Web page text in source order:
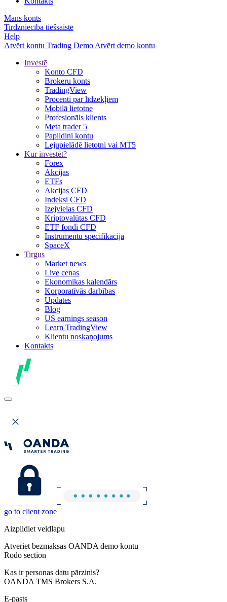
Mans konts
Tirdzniecība tiešsaistē
Help
Atvērt kontu Trading Demo Atvērt demo kontu
Investē
Konto CFD
Brokeru konts
TradingView
Procenti par līdzekļiem
Mobilā lietotne
Profesionāls klients
Meta trader 5
Papildini kontu
Lejupielādē lietotni vai MT5
Kur investēt?
Forex
Akcijas
ETFs
Akcijas CFD
Indeksi CFD
Izejvielas CFD
Kriptovalūtas CFD
ETF fondi CFD
Instrumentu specifikācija
SpaceX
Tirgus
Market news
Live cenas
Ekonomikas kalendārs
Korporatīvās darbības
Updates
Blog
US earnings season
Learn TradingView
Klientu noskaņojums
Kontakts
go to client zone
Aizpildiet veidlapu
Atveriet bezmaksas OANDA demo kontu
Rodo section
Kas ir personas datu pārzinis?
OANDA TMS Brokers S.A.
E-pasts